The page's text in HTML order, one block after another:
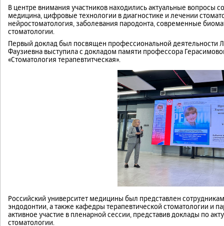
В центре внимания участников находились актуальные вопросы
медицина, цифровые технологии в диагностике и лечении
нейростоматология, заболевания пародонта, современные
стоматологии.
Первый доклад был посвящен профессиональной
Фаузиевна выступила с докладом памяти профессора
«Стоматология терапевтитческая».
Российский университет медицины был представлен
эндодонтии, а также кафедры терапевтической стоматологии и
активное участие в пленарной сессии, представив доклады по
стоматологии.